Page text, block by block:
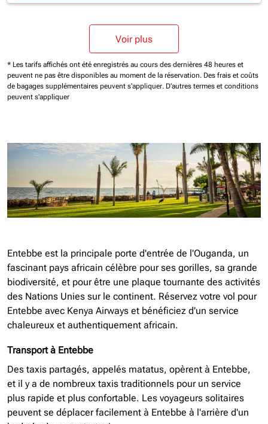
Voir plus
* Les tarifs affichés ont été enregistrés au cours des dernières 48 heures et
peuvent ne pas être disponibles au moment de la réservation. Des frais et coûts
de bagages supplémentaires peuvent s'appliquer. D'autres termes et conditions
peuvent s'appliquer
Entebbe est la principale porte d'entrée de l'Ouganda, un
fascinant pays africain célèbre pour ses gorilles, sa grande
biodiversité, et pour être une plaque tournante des activités
des Nations Unies sur le continent. Réservez votre vol pour
Entebbe avec Kenya Airways et bénéficiez d'un service
chaleureux et authentiquement africain.
Transport à Entebbe
Des taxis partagés, appelés matatus, opèrent à Entebbe,
et il y a de nombreux taxis traditionnels pour un service
plus rapide et plus confortable. Les voyageurs solitaires
peuvent se déplacer facilement à Entebbe à l'arrière d'un